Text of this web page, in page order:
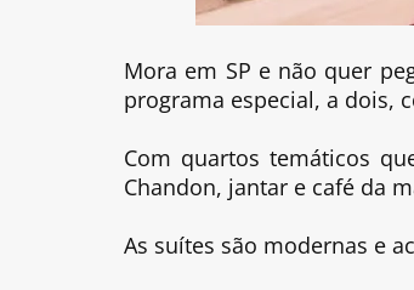
Mora em SP e não quer
programa especial, a dois,
Com quartos temáticos
Chandon, jantar e café da
As suítes são modernas e